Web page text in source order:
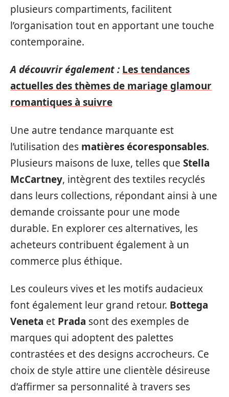
plusieurs compartiments, facilitent
l’organisation tout en apportant une touche
contemporaine.
A découvrir également : Les tendances
actuelles des thèmes de mariage glamour
romantiques à suivre
Une autre tendance marquante est
l’utilisation des matières écoresponsables.
Plusieurs maisons de luxe, telles que Stella
McCartney, intègrent des textiles recyclés
dans leurs collections, répondant ainsi à une
demande croissante pour une mode
durable. En explorer ces alternatives, les
acheteurs contribuent également à un
commerce plus éthique.
Les couleurs vives et les motifs audacieux
font également leur grand retour. Bottega
Veneta et Prada sont des exemples de
marques qui adoptent des palettes
contrastées et des designs accrocheurs. Ce
choix de style attire une clientèle désireuse
d’affirmer sa personnalité à travers ses